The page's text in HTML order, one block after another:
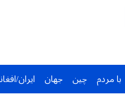
با مردم چین جهان ایران/